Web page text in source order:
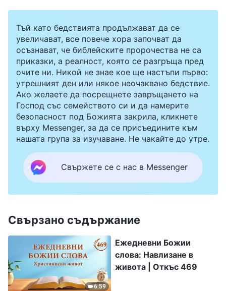
Тъй като бедствията продължават да се
увеличават, все повече хора започват да
осъзнават, че библейските пророчества не са
приказки, а реалност, която се разгръща пред
очите ни. Никой не знае кое ще настъпи първо:
утрешният ден или някое неочаквано бедствие.
Ако желаете да посрещнете завръщането на
Господ със семейството си и да намерите
безопасност под Божията закрила, кликнете
върху Messenger, за да се присъедините към
нашата група за изучаване. Не чакайте до утре.
Свържете се с нас в Messenger
Свързано съдържание
6:59
Ежедневни Божии
слова: Навлизане в
живота | Откъс 469